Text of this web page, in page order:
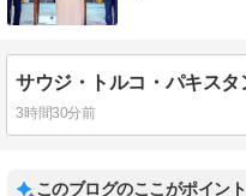
3時間30分前
このブログのここがポイント